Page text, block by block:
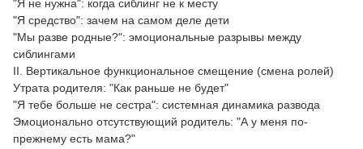
"Я не нужна": когда сиблинг не к месту
"Я средство": зачем на самом деле дети
"Мы разве родные?": эмоциональные разрывы между
сиблингами
II. Вертикальное функциональное смещение (смена ролей)
Утрата родителя: "Как раньше не будет"
"Я тебе больше не сестра": системная динамика развода
Эмоционально отсутствующий родитель: "А у меня по-
прежнему есть мама?"